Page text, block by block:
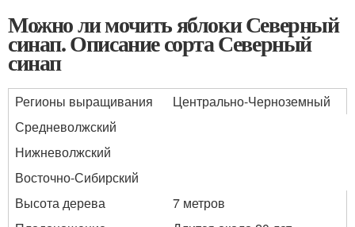
Можно ли мочить яблоки Северный
синап. Описание сорта Северный
синап
Регионы выращивания
Центрально-Черноземный
Средневолжский
Нижневолжский
Восточно-Сибирский
Высота дерева
7 метров